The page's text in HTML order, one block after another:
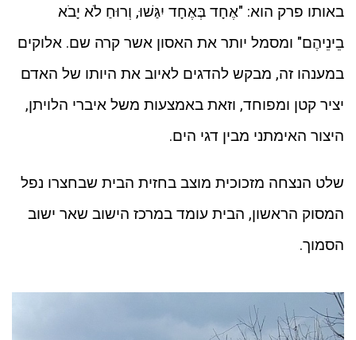
באותו פרק הוא: "אֶחָד בְּאֶחָד יִגַּשׁוּ, וְרוּחַ לֹא יָבֹא
בֵינֵיהֶם" ומסמל יותר את האסון אשר קרה שם. אלוקים
במענהו זה, מבקש להדגים לאיוב את היותו של האדם
יציר קטן ומפוחד, וזאת באמצעות משל איברי הלויתן,
היצור האימתני מבין דגי הים.
שלט הנצחה מזכוכית מוצב בחזית הבית שבחצרו נפל
המסוק הראשון, הבית עומד במרכז הישוב שאר ישוב
הסמוך.